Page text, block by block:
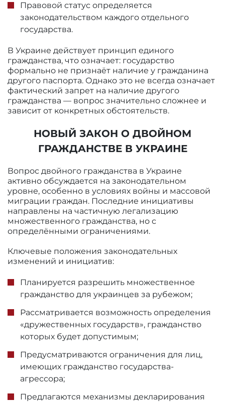
Правовой статус определяется
законодательством каждого отдельного
государства.
В Украине действует принцип единого
гражданства, что означает: государство
формально не признаёт наличие у гражданина
другого паспорта. Однако это не всегда означает
фактический запрет на наличие другого
гражданства — вопрос значительно сложнее и
зависит от конкретных обстоятельств.
НОВЫЙ ЗАКОН О ДВОЙНОМ
ГРАЖДАНСТВЕ В УКРАИНЕ
Вопрос двойного гражданства в Украине
активно обсуждается на законодательном
уровне, особенно в условиях войны и массовой
миграции граждан. Последние инициативы
направлены на частичную легализацию
множественного гражданства, но с
определёнными ограничениями.
Ключевые положения законодательных
изменений и инициатив:
Планируется разрешить множественное
гражданство для украинцев за рубежом;
Рассматривается возможность определения
«дружественных государств», гражданство
которых будет допустимым;
Предусматриваются ограничения для лиц,
имеющих гражданство государства-
агрессора;
Предлагаются механизмы декларирования